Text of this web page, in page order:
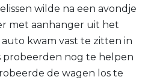
wilde na een avondje
met aanhanger uit het
kwam vast te zitten in
probeerden nog te helpen
de wagen los te